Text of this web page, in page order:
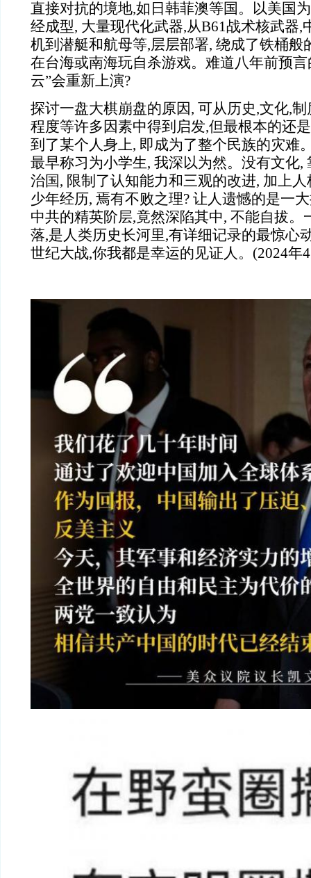
直接对抗的境地,如日韩菲澳等国。以美国
经成型, 大量现代化武器,从B61战术核武器,
机到潜艇和航母等,层层部署, 绕成了铁桶般
在台海或南海玩自杀游戏。难道八年前预
云”会重新上演?
探讨一盘大棋崩盘的原因, 可从历史,文化,
程度等许多因素中得到启发,但最根本的还
到了某个人身上, 即成为了整个民族的灾难
最早称习为小学生, 我深以为然。没有文化,
治国, 限制了认知能力和三观的改进, 加上
少年经历, 焉有不败之理? 让人遗憾的是一
中共的精英阶层,竟然深陷其中, 不能自拔。
落,是人类历史长河里,有详细记录的最惊心
世纪大战,你我都是幸运的见证人。(2024年